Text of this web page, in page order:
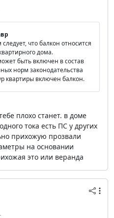
что балкон относится
дома.
быть включен в состав
норм законодательства
квартиры включен балкон.
плохо станет. в доме
тока есть ПС у других
прихожую прозвали
на основании
это или веранда